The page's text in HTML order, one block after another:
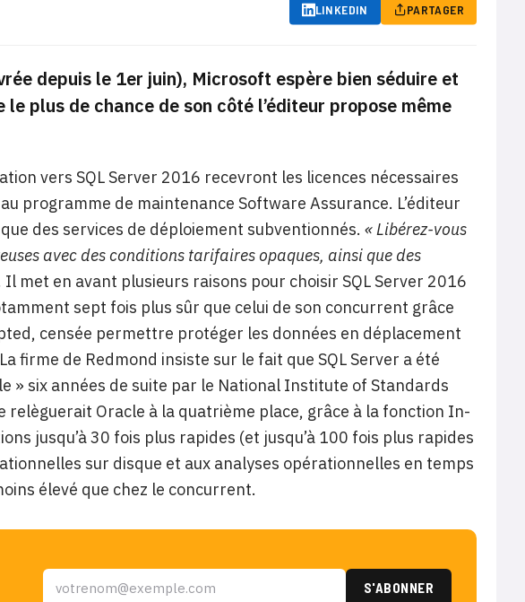
LINKEDIN PARTAGER
depuis le 1er juin), Microsoft espère bien séduire et
plus de chance de son côté l’éditeur propose même
vers SQL Server 2016 recevront les licences nécessaires
programme de maintenance Software Assurance. L’éditeur
des services de déploiement subventionnés. «Libérez-vous
avec des conditions tarifaires opaques, ainsi que des
met en avant plusieurs raisons pour choisir SQL Server 2016
sept fois plus sûr que celui de son concurrent grâce
censée permettre protéger les données en déplacement
La firme de Redmond insiste sur le fait que SQL Server a été
» six années de suite par le National Institute of Standards
Oracle à la quatrième place, grâce à la fonction In-
jusqu’à 30 fois plus rapides (et jusqu’à 100 fois plus rapides
sur disque et aux analyses opérationnelles en temps
élevé que chez le concurrent.